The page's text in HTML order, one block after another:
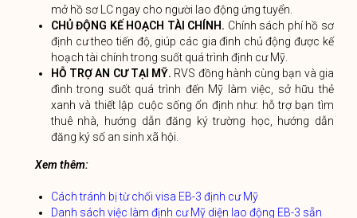
mở hồ sơ LC ngay cho người lao động ứng tuyển.
CHỦ ĐỘNG KẾ HOẠCH TÀI CHÍNH. Chính sách phí hồ sơ
định cư theo tiến độ, giúp các gia đình chủ động được kế
hoạch tài chính trong suốt quá trình định cư Mỹ.
HỖ TRỢ AN CƯ TẠI MỸ. RVS đồng hành cùng bạn và gia
đình trong suốt quá trình đến Mỹ làm việc, sở hữu thẻ
xanh và thiết lập cuộc sống ổn định như: hỗ trợ bạn tìm
thuê nhà, hướng dẫn đăng ký trường học, hướng dẫn
đăng ký số an sinh xã hội.
Xem thêm:
Cách tránh bị từ chối visa EB-3 định cư Mỹ
Danh sách việc làm định cư Mỹ diện lao động EB-3 sẵn